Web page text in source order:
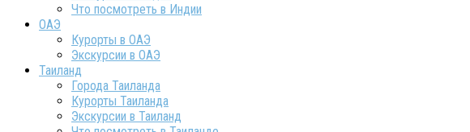
Что посмотреть в Индии
ОАЭ
Курорты в ОАЭ
Экскурсии в ОАЭ
Таиланд
Города Таиланда
Курорты Таиланда
Экскурсии в Таиланд